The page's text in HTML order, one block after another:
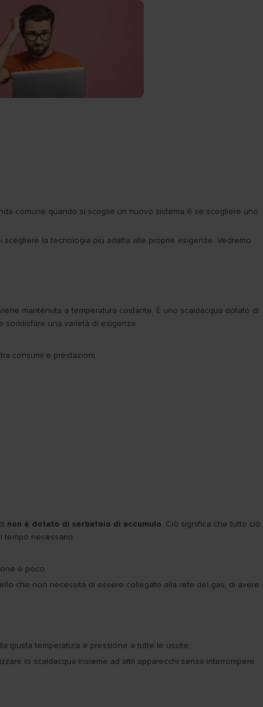
comune quando si sceglie un nuovo sistema è se scegliere uno
la tecnologia più adatta alle proprie esigenze. Vedremo
mantenuta a temperatura costante. È uno scaldacqua dotato di
soddisfare una varietà di esigenze.
consumi e prestazioni.
non è dotato di serbatoio di accumulo. Ciò significa che tutto ciò
tempo necessario.
è poco.
che non necessita di essere collegato alla rete del gas, di avere
giusta temperatura e pressione a tutte le uscite;
lo scaldacqua insieme ad altri apparecchi senza interrompere